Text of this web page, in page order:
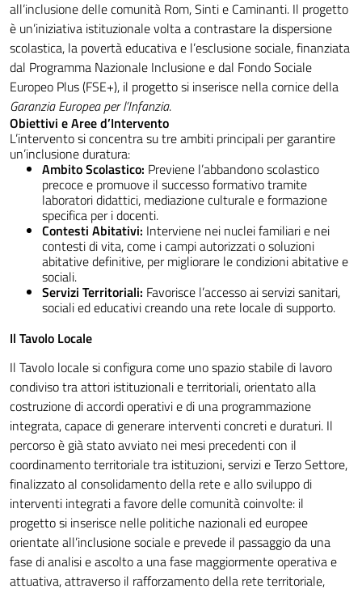
all’inclusione delle comunità Rom, Sinti e Caminanti. Il progetto
è un’iniziativa istituzionale volta a contrastare la dispersione
scolastica, la povertà educativa e l’esclusione sociale, finanziata
dal Programma Nazionale Inclusione e dal Fondo Sociale
Europeo Plus (FSE+), il progetto si inserisce nella cornice della
Garanzia Europea per l’Infanzia.
Obiettivi e Aree d’Intervento
L’intervento si concentra su tre ambiti principali per garantire
un’inclusione duratura:
Ambito Scolastico: Previene l’abbandono scolastico
precoce e promuove il successo formativo tramite
laboratori didattici, mediazione culturale e formazione
specifica per i docenti.
Contesti Abitativi: Interviene nei nuclei familiari e nei
contesti di vita, come i campi autorizzati o soluzioni
abitative definitive, per migliorare le condizioni abitative e
sociali.
Servizi Territoriali: Favorisce l’accesso ai servizi sanitari,
sociali ed educativi creando una rete locale di supporto.
Il Tavolo Locale
Il Tavolo locale si configura come uno spazio stabile di lavoro
condiviso tra attori istituzionali e territoriali, orientato alla
costruzione di accordi operativi e di una programmazione
integrata, capace di generare interventi concreti e duraturi. Il
percorso è già stato avviato nei mesi precedenti con il
coordinamento territoriale tra istituzioni, servizi e Terzo Settore,
finalizzato al consolidamento della rete e allo sviluppo di
interventi integrati a favore delle comunità coinvolte: il
progetto si inserisce nelle politiche nazionali ed europee
orientate all’inclusione sociale e prevede il passaggio da una
fase di analisi e ascolto a una fase maggiormente operativa e
attuativa, attraverso il rafforzamento della rete territoriale,